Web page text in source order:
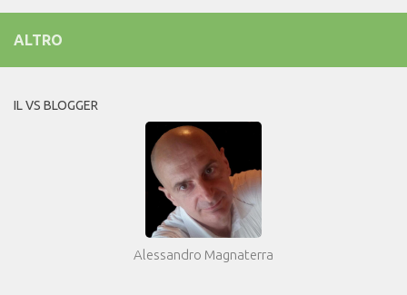
ALTRO
IL VS BLOGGER
Alessandro Magnaterra